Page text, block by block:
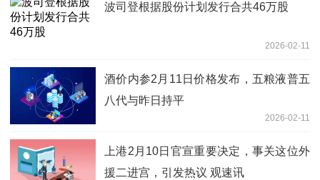
波司登根据股份计划发行合共46万股
2026-02-11
酒价内参2月11日价格发布，五粮液普五
八代与昨日持平
2026-02-11
上港2月10日官宣重要决定，事关这位外
援二进宫，引发热议 观速讯